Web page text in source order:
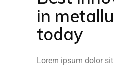
in
today
Lorem ipsum dolor